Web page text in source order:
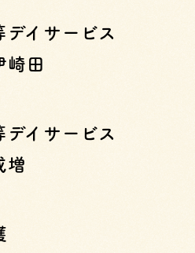
デイサービス
崎田
デイサービス
増